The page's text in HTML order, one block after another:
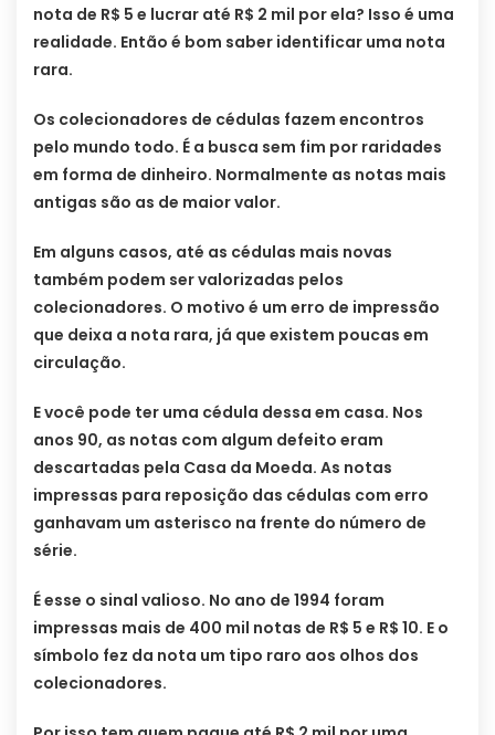
nota de R$ 5 e lucrar até R$ 2 mil por ela? Isso é uma
realidade. Então é bom saber identificar uma nota
rara.
Os colecionadores de cédulas fazem encontros
pelo mundo todo. É a busca sem fim por raridades
em forma de dinheiro. Normalmente as notas mais
antigas são as de maior valor.
Em alguns casos, até as cédulas mais novas
também podem ser valorizadas pelos
colecionadores. O motivo é um erro de impressão
que deixa a nota rara, já que existem poucas em
circulação.
E você pode ter uma cédula dessa em casa. Nos
anos 90, as notas com algum defeito eram
descartadas pela Casa da Moeda. As notas
impressas para reposição das cédulas com erro
ganhavam um asterisco na frente do número de
série.
É esse o sinal valioso. No ano de 1994 foram
impressas mais de 400 mil notas de R$ 5 e R$ 10. E o
símbolo fez da nota um tipo raro aos olhos dos
colecionadores.